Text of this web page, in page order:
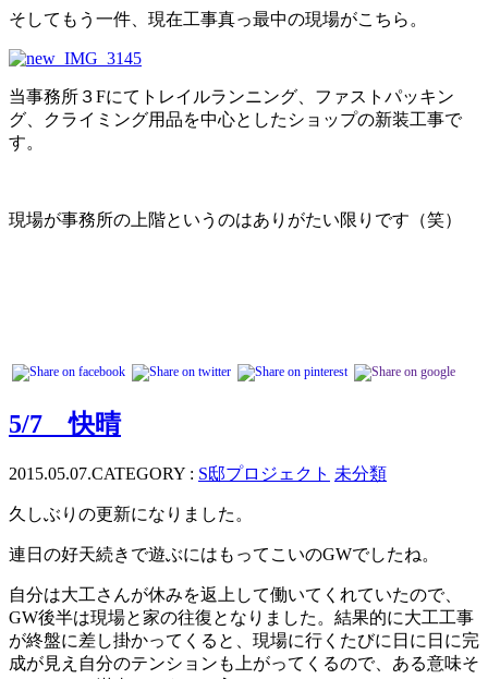
そしてもう一件、現在工事真っ最中の現場がこちら。
当事務所３Fにてトレイルランニング、ファストパッキン
グ、クライミング用品を中心としたショップの新装工事で
す。
現場が事務所の上階というのはありがたい限りです（笑）
5/7 快晴
2015.05.07.CATEGORY : S邸プロジェクト 未分類
久しぶりの更新になりました。
連日の好天続きで遊ぶにはもってこいのGWでしたね。
自分は大工さんが休みを返上して働いてくれていたので、
GW後半は現場と家の往復となりました。結果的に大工工事
が終盤に差し掛かってくると、現場に行くたびに日に日に完
成が見え自分のテンションも上がってくるので、ある意味そ